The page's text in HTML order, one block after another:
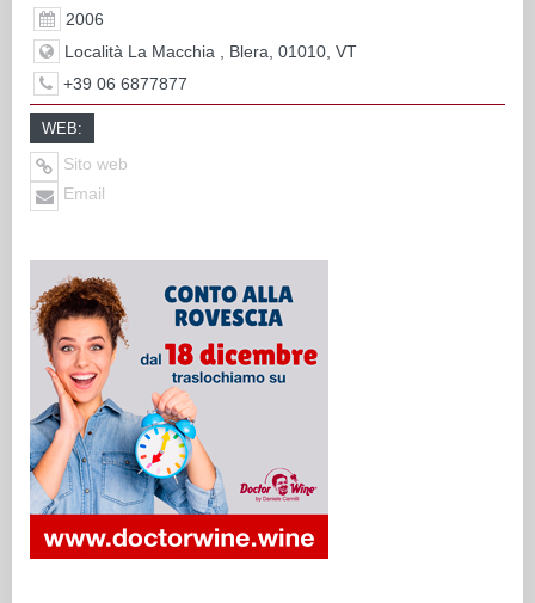
2006
Località La Macchia , Blera, 01010, VT
+39 06 6877877
WEB:
Sito web
Email